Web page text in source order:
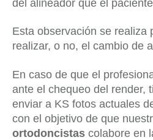
del alineador que el
Esta observación se realiza
realizar, o no, el cambio de
En caso de que el
ante el chequeo del render,
enviar a KS fotos actuales
con el objetivo de que
ortodoncistas colabore en